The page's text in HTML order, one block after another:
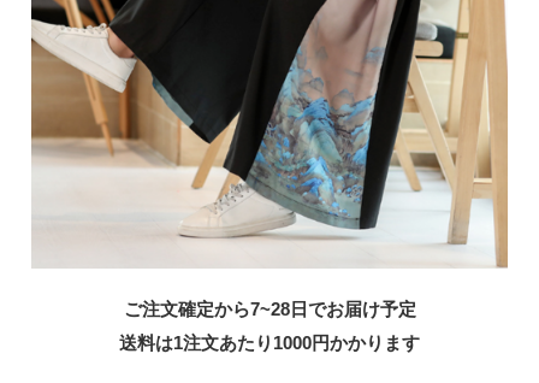
ご注文確定から7~28日でお届け予定
送料は1注文あたり 1000円かかります